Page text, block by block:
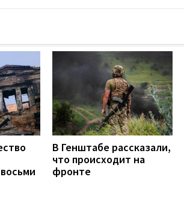
В Генштабе рассказали,
что происходит на
фронте